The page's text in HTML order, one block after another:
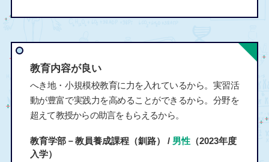
教育内容が良い
へき地・小規模校教育に力を入れているから。実習活
動が豊富で実践力を高めることができるから。分野を
超えて教授からの助言をもらえるから。
教育学部－教員養成課程（釧路） / 男性（2023年度
入学）